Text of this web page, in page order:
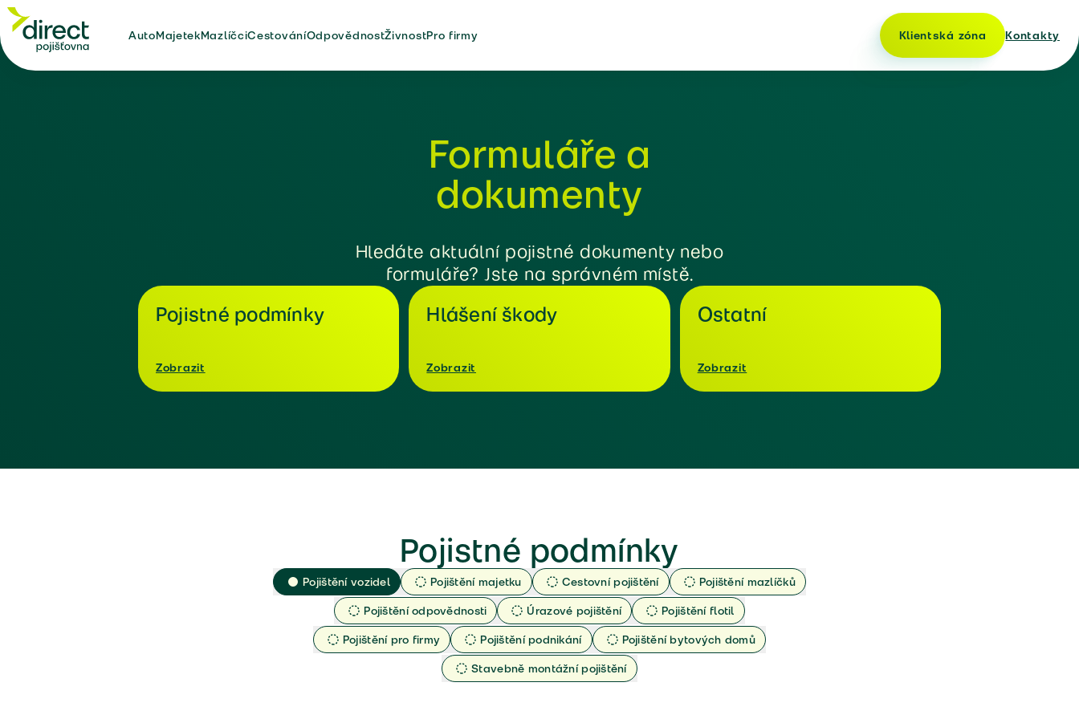
AutoMajetekMazlíčciCestováníOdpovědnostŽivnostPro firmy Klientská zóna Kontakty
Formuláře a
dokumenty
Hledáte aktuální pojistné dokumenty nebo
formuláře? Jste na správném místě.
Pojistné podmínky
Zobrazit
Hlášení škody
Zobrazit
Ostatní
Zobrazit
Pojistné podmínky
Pojištění vozidel Pojištění majetku Cestovní pojištění
Pojištění mazlíčků
Pojištění odpovědnosti
Úrazové pojištění
Pojištění flotil
Pojištění pro firmy
Pojištění podnikání
Pojištění bytových domů
Stavebně montážní pojištění